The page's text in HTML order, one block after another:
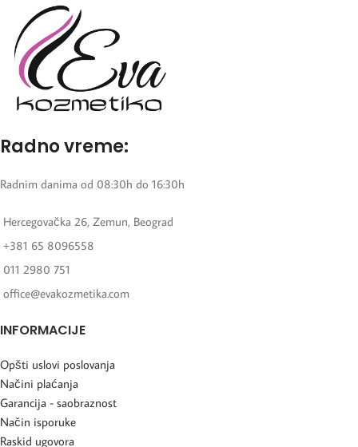
Radno vreme:
Radnim danima od 08:30h do 16:30h
Hercegovačka 26, Zemun, Beograd
+381 65 8096558
011 2980 751
office@evakozmetika.com
INFORMACIJE
Opšti uslovi poslovanja
Načini plaćanja
Garancija - saobraznost
Način isporuke
Raskid ugovora